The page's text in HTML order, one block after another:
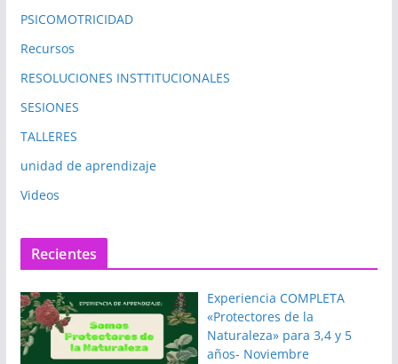
PSICOMOTRICIDAD
Recursos
RESOLUCIONES INSTTITUCIONALES
SESIONES
TALLERES
unidad de aprendizaje
Videos
Recientes
Experiencia COMPLETA
«Protectores de la
Naturaleza» para 3,4 y 5
años- Noviembre